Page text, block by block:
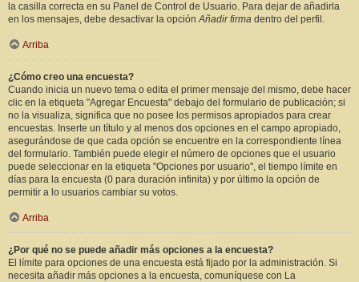
la casilla correcta en su Panel de Control de Usuario. Para dejar de añadirla
en los mensajes, debe desactivar la opciónAñadir firma dentro del perfil.
Arriba
¿Cómo creo una encuesta?
Cuando inicia un nuevo tema o edita el primer mensaje del mismo, debe hacer
clic en la etiqueta "Agregar Encuesta" debajo del formulario de publicación; si
no la visualiza, significa que no posee los permisos apropiados para crear
encuestas. Inserte un título y al menos dos opciones en el campo apropiado,
asegurándose de que cada opción se encuentre en la correspondiente línea
del formulario. También puede elegir el número de opciones que el usuario
puede seleccionar en la etiqueta "Opciones por usuario", el tiempo límite en
días para la encuesta (0 para duración infinita) y por último la opción de
permitir a lo usuarios cambiar su votos.
Arriba
¿Por qué no se puede añadir más opciones a la encuesta?
El límite para opciones de una encuesta está fijado por la administración. Si
necesita añadir más opciones a la encuesta, comuníquese con La